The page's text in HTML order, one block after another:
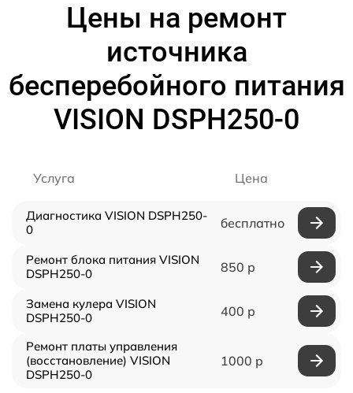
Цены на ремонт
источника
бесперебойного питания
VISION DSPH250-0
Услуга Цена
Диагностика VISION DSPH250-
0
бесплатно
Ремонт блока питания VISION
DSPH250-0
850 р
Замена кулера VISION
DSPH250-0
400 р
Ремонт платы управления
(восстановление) VISION
DSPH250-0
1000 р